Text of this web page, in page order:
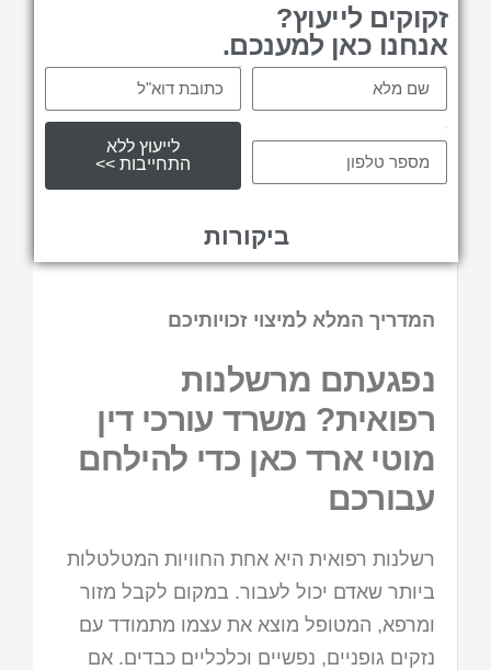
המדריך המלא למיצוי זכויותיכם
נפגעתם מרשלנות
רפואית? משרד עורכי דין
מוטי ארד כאן כדי להילחם
עבורכם
רשלנות רפואית היא אחת החוויות המטלטלות
ביותר שאדם יכול לעבור. במקום לקבל מזור
ומרפא, המטופל מוצא את עצמו מתמודד עם
נזקים גופניים, נפשיים וכלכליים כבדים. אם
זקוקים לייעוץ?
אנחנו כאן למענכם.
לייעוץ ללא
התחייבות >>
ביקורות